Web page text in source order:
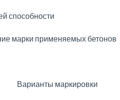
способности
марки применяемых бетонов
Варианты маркировки